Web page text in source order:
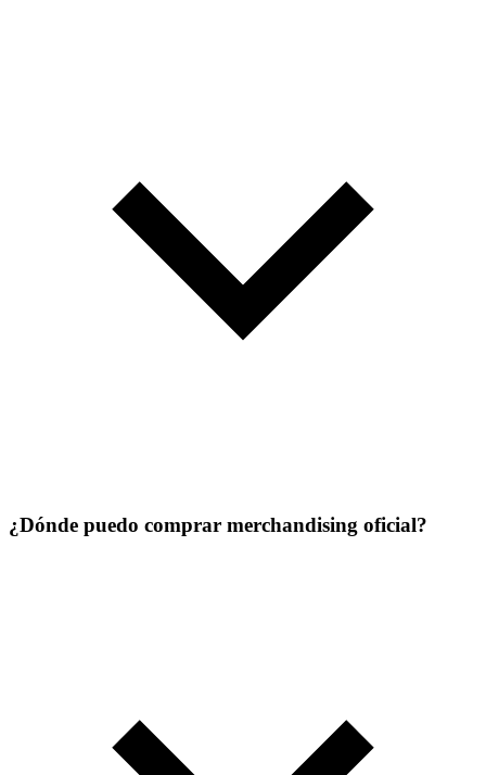
¿Dónde puedo comprar merchandising oficial?